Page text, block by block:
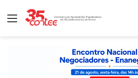
Menu